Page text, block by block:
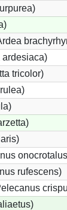
ardesiaca)
tricolor)
rufescens)